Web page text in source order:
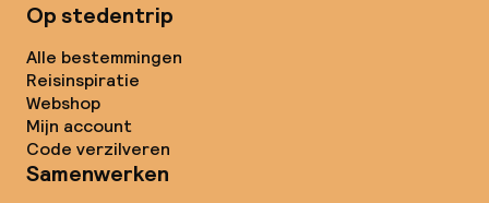
Op stedentrip
Alle bestemmingen
Reisinspiratie
Webshop
Mijn account
Code verzilveren
Samenwerken